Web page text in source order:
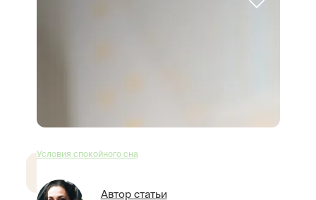
Условия спокойного сна
Автор статьи